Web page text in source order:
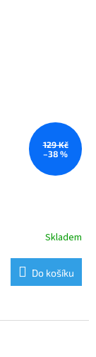
129 Kč
–38 %
Skladem
Do košíku